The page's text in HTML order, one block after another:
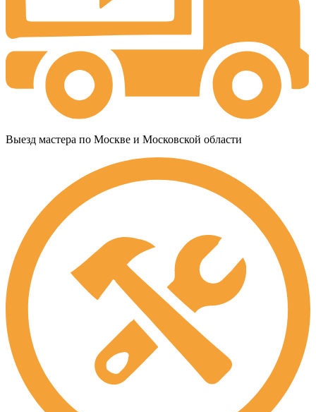
Выезд мастера по Москве и Московской области